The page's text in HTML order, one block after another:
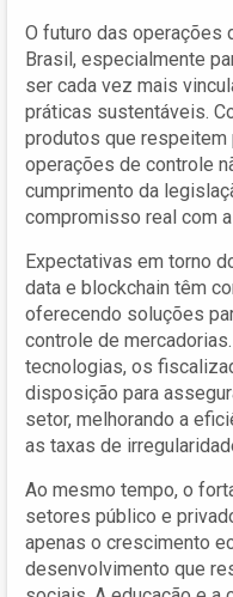
O futuro das operações
Brasil, especialmente
ser cada vez mais
práticas sustentáveis.
produtos que respeitem
operações de controle
cumprimento da
compromisso real com
Expectativas em torno
data e blockchain têm
oferecendo soluções
controle de
tecnologias, os
disposição para
setor, melhorando a
as taxas de
Ao mesmo tempo, o
setores público e
apenas o crescimento
desenvolvimento que